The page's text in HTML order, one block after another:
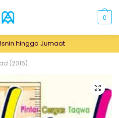
0
hingga Jumaat
(2015)
🔍